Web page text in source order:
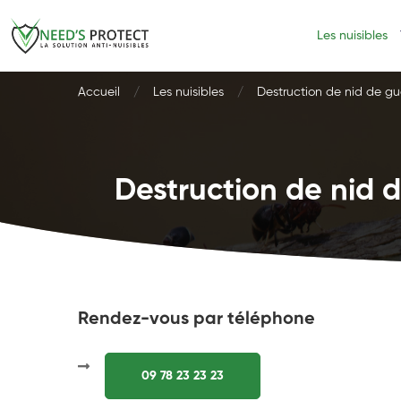
Les nuisibles
Accueil Les nuisibles Destruction de nid de
Destruction de nid
Rendez-vous par téléphone
09 78 23 23 23